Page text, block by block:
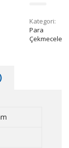
Kategori:
Para
Çekmeceleri